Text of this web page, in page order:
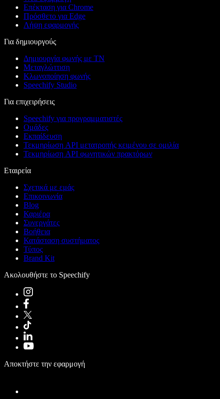
Επέκταση για Chrome
Πρόσθετο για Edge
Λήψη εφαρμογής
Για δημιουργούς
Δημιουργία φωνής με ΤΝ
Μεταγλώττιση
Κλωνοποίηση φωνής
Speechify Studio
Για επιχειρήσεις
Speechify για προγραμματιστές
Ομάδες
Εκπαίδευση
Τεκμηρίωση API μετατροπής κειμένου σε ομιλία
Τεκμηρίωση API φωνητικών πρακτόρων
Εταιρεία
Σχετικά με εμάς
Επικοινωνία
Blog
Καριέρα
Συνεργάτες
Βοήθεια
Κατάσταση συστήματος
Τύπος
Brand Kit
Ακολουθήστε το Speechify
Αποκτήστε την εφαρμογή